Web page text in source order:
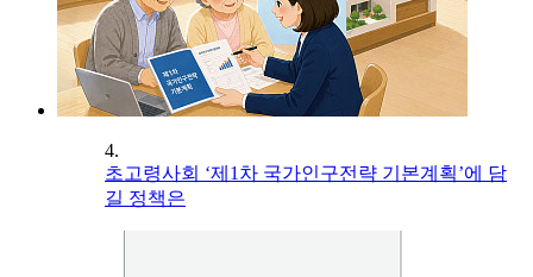
4.
초고령사회 ‘제1차 국가인구전략 기본계획’에 담
길 정책은